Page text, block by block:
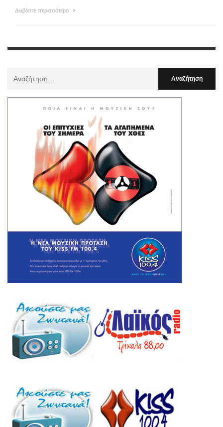
Διαβάστε περισσότερα
: